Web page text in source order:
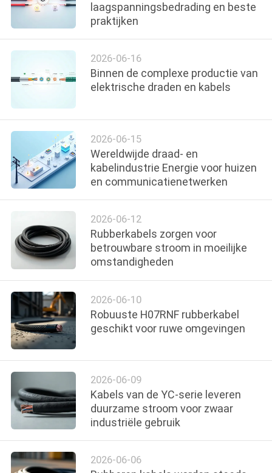
laagspanningsbedrading en beste
praktijken
2026-06-16
Binnen de complexe productie van
elektrische draden en kabels
2026-06-15
Wereldwijde draad- en
kabelindustrie Energie voor huizen
en communicatienetwerken
2026-06-12
Rubberkabels zorgen voor
betrouwbare stroom in moeilijke
omstandigheden
2026-06-10
Robuuste H07RNF rubberkabel
geschikt voor ruwe omgevingen
2026-06-09
Kabels van de YC-serie leveren
duurzame stroom voor zwaar
industriële gebruik
2026-06-06